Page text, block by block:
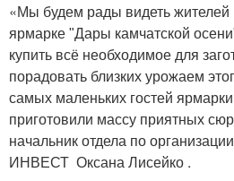
«Мы будем рады видеть жителей
ярмарке ʺДары камчатской
купить всё необходимое для
порадовать близких урожаем
самых маленьких гостей
приготовили массу приятных
начальник отдела по
ИНВЕСТ Оксана Лисейко .